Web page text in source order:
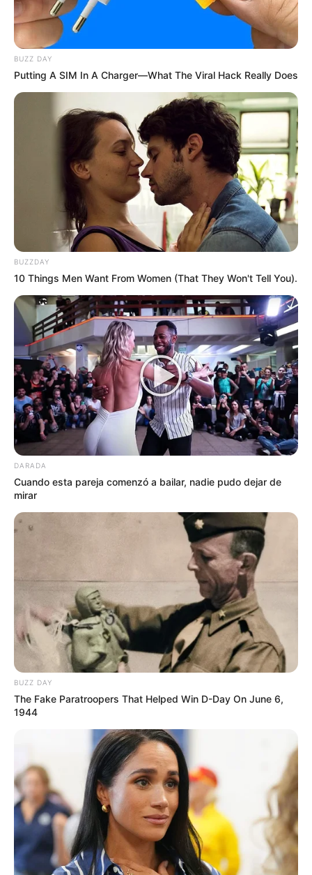
BUZZ DAY
Putting A SIM In A Charger—What The Viral Hack Really Does
BUZZDAY
10 Things Men Want From Women (That They Won't Tell You).
DARADA
Cuando esta pareja comenzó a bailar, nadie pudo dejar de
mirar
BUZZ DAY
The Fake Paratroopers That Helped Win D-Day On June 6,
1944